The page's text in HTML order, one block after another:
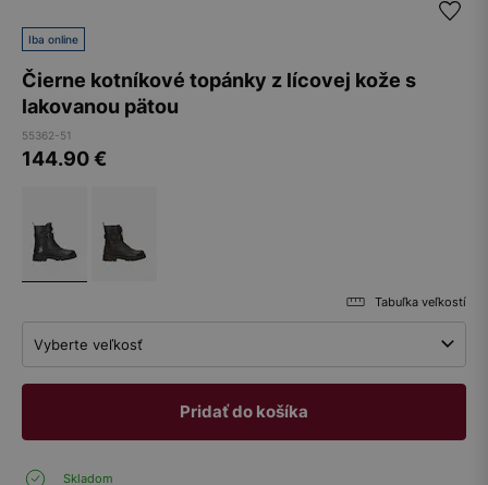
Iba online
Čierne kotníkové topánky z lícovej kože s
lakovanou pätou
55362-51
144.90€
Tabuľka veľkostí
Vyberte veľkosť
Pridať do košíka
Skladom